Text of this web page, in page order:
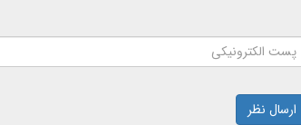
ارسال نظر